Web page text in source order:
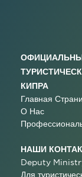
КИПРА
Главная
О Нас
НАШИ
Deputy
Для